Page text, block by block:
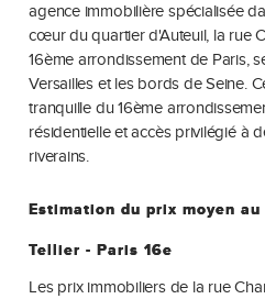
agence immobilière spécialisée
cœur du quartier d'Auteuil, la rue
16ème arrondissement de Paris,
Versailles et les bords de Seine.
tranquille du 16ème
résidentielle et accès privilégié à
riverains.
Estimation du prix moyen
Tellier - Paris 16e
Les prix immobiliers de la rue